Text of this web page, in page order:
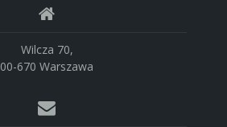
Wilcza 70,
00-670 Warszawa